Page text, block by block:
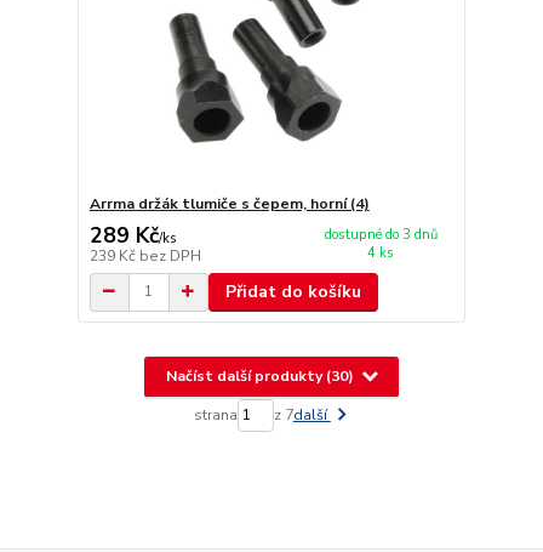
Arrma držák tlumiče s čepem, horní (4)
289 Kč/ks
239 Kč bez DPH
dostupné do 3 dnů
4 ks
Přidat do košíku
Načíst další produkty (30)
strana z 7další